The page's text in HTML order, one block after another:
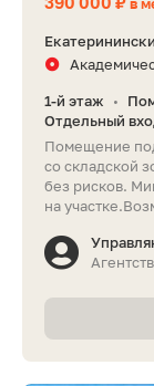
1-й этаж •
Отдельный
Помещение
со складской
без рисков.
на